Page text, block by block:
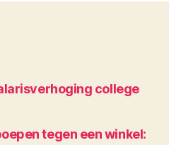
college
tegen een winkel: